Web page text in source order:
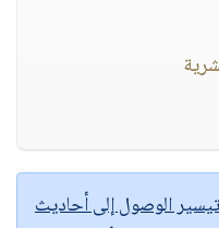
تيسير الوصول إلى أحاديث